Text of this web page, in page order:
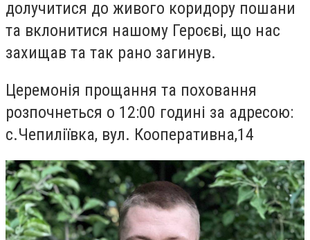
долучитися до живого коридору пошани
та вклонитися нашому Героєві, що нас
захищав та так рано загинув.
Церемонія прощання та поховання
розпочнеться о 12:00 годині за адресою:
с.Чепиліївка, вул. Кооперативна,14